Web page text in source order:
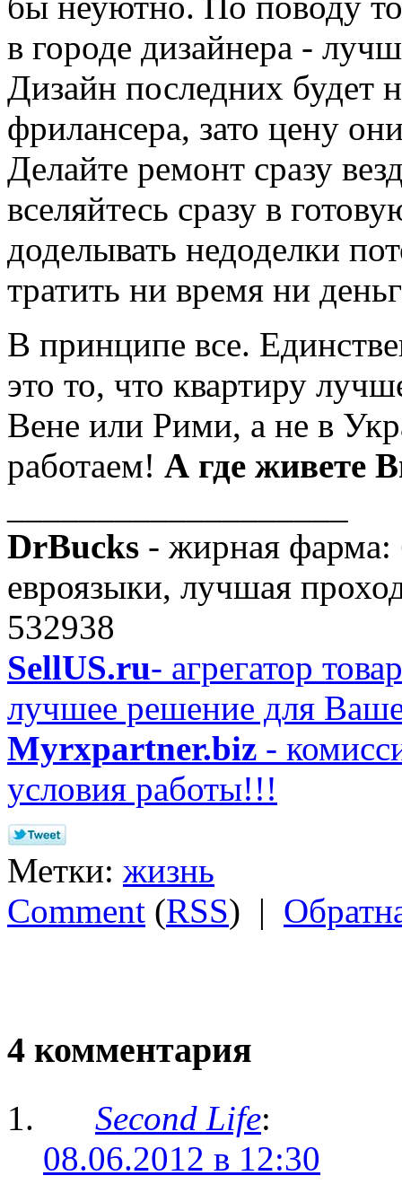
в городе дизайнера -
Дизайн последних будет
фрилансера, зато цену
Делайте ремонт сразу
вселяйтесь сразу в
доделывать недоделки
тратить ни время ни
В принципе все.
это то, что квартиру
Вене или Рими, а не в
работаем! А где живете
DrBucks - жирная фарма:
евроязыки, лучшая
532938
SellUS.ru- агрегатор
лучшее решение для
Myrxpartner.biz -
условия работы!!!
Метки: жизнь
Comment (RSS) |
4 комментария
Second Life:
08.06.2012 в 12:30